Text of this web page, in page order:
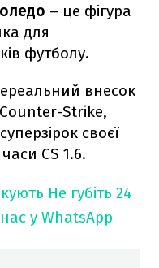
– це фігура
для
футболу.
внесок
Strike,
своєї
CS 1.6.
Не губіть 24
у WhatsApp